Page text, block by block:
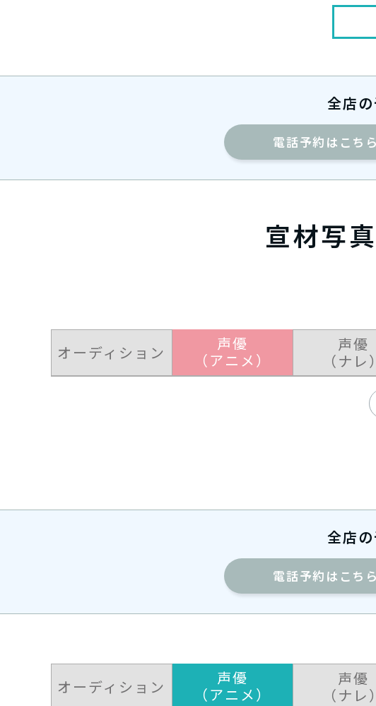
全店
電話予約 はこちら
宣材写
オーディション
声優
（アニメ）
声優
（ナレ）
全店
電話予約 はこちら
オーディション
声優
（アニメ）
声優
（ナレ）